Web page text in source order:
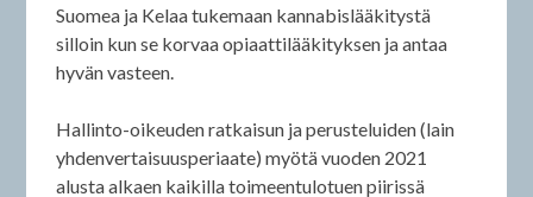
Suomea ja Kelaa tukemaan kannabislääkitystä
silloin kun se korvaa opiaattilääkityksen ja antaa
hyvän vasteen.
Hallinto-oikeuden ratkaisun ja perusteluiden (lain
yhdenvertaisuusperiaate) myötä vuoden 2021
alusta alkaen kaikilla toimeentulotuen piirissä